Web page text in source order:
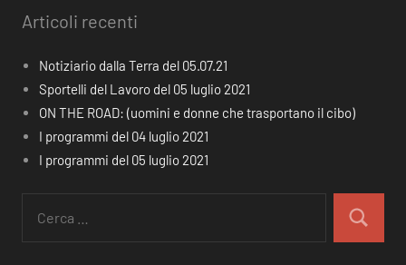
Articoli recenti
Notiziario dalla Terra del 05.07.21
Sportelli del Lavoro del 05 luglio 2021
ON THE ROAD: (uomini e donne che trasportano il cibo)
I programmi del 04 luglio 2021
I programmi del 05 luglio 2021
per:
Cerca